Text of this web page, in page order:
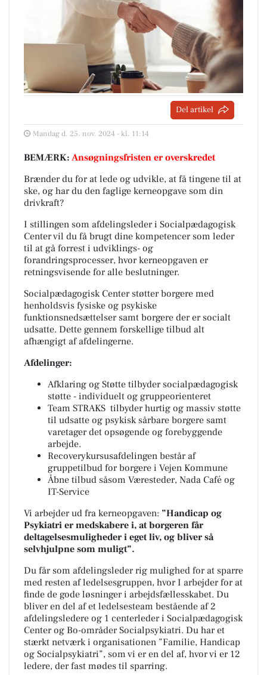
Del artikel
Mandag d. 25. nov. 2024 - kl. 11:14
BEMÆRK: Ansøgningsfristen er overskredet
Brænder du for at lede og udvikle, at få tingene til at
ske, og har du den faglige kerneopgave som din
drivkraft?
I stillingen som afdelingsleder i Socialpædagogisk
Center vil du få brugt dine kompetencer som leder
til at gå forrest i udviklings- og
forandringsprocesser, hvor kerneopgaven er
retningsvisende for alle beslutninger.
Socialpædagogisk Center støtter borgere med
henholdsvis fysiske og psykiske
funktionsnedsættelser samt borgere der er socialt
udsatte. Dette gennem forskellige tilbud alt
afhængigt af afdelingerne.
Afdelinger:
Afklaring og Støtte tilbyder socialpædagogisk
støtte - individuelt og gruppeorienteret
Team STRAKS tilbyder hurtig og massiv støtte
til udsatte og psykisk sårbare borgere samt
varetager det opsøgende og forebyggende
arbejde.
Recoverykursusafdelingen består af
gruppetilbud for borgere i Vejen Kommune
Åbne tilbud såsom Væresteder, Nada Café og
IT-Service
Vi arbejder ud fra kerneopgaven: ”Handicap og
Psykiatri er medskabere i, at borgeren får
deltagelsesmuligheder i eget liv, og bliver så
selvhjulpne som muligt”.
Du får som afdelingsleder rig mulighed for at sparre
med resten af ledelsesgruppen, hvor I arbejder for at
finde de gode løsninger i arbejdsfællesskabet. Du
bliver en del af et ledelsesteam bestående af 2
afdelingsledere og 1 centerleder i Socialpædagogisk
Center og Bo-områder Socialpsykiatri. Du har et
stærkt netværk i organisationen ”Familie, Handicap
og Socialpsykiatri”, som vi er en del af, hvor vi er 12
ledere, der fast mødes til sparring.